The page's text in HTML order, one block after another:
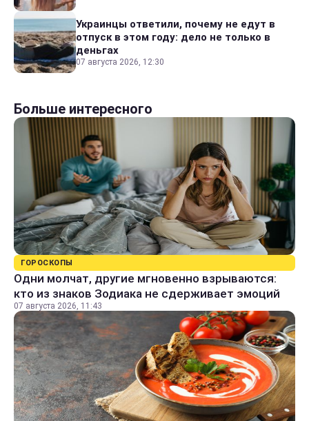
Украинцы ответили, почему не едут в
отпуск в этом году: дело не только в
деньгах
07 августа 2026, 12:30
Больше интересного
ГОРОСКОПЫ
Одни молчат, другие мгновенно взрываются:
кто из знаков Зодиака не сдерживает эмоций
07 августа 2026, 11:43